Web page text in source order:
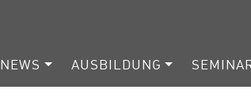
NEWS AUSBILDUNG